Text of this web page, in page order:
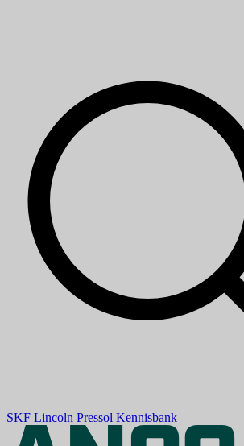
SKF Lincoln Pressol Kennisbank